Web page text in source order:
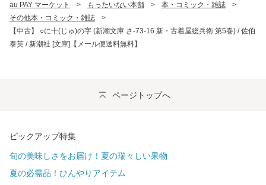
au PAY マーケット > もったいない本舗 > 本・コミック・雑誌
>
その他本・コミック・雑誌
>
【中古】 ○に十(じゅ)の字 (新潮文庫 さ-73-16 新・古着屋総兵衛 第5巻) / 佐伯
泰英 / 新潮社 [文庫]【メール便送料無料】
ページトップへ
ピックアップ特集
旬の美味しさをお届け！夏の瑞々しい果物
夏の必需品！ひんやりアイテム